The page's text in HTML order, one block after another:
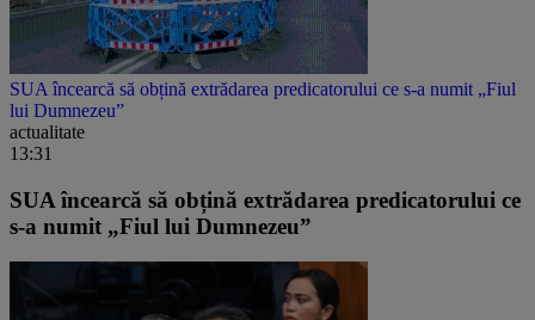
SUA încearcă să obțină extrădarea predicatorului ce s-a numit „Fiul
lui Dumnezeu”
actualitate
13:31
SUA încearcă să obțină extrădarea predicatorului ce
s-a numit „Fiul lui Dumnezeu”